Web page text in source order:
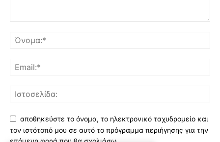
αποθηκεύστε το όνομα, το ηλεκτρονικό ταχυδρομείο και
τον ιστότοπό μου σε αυτό το πρόγραμμα περιήγησης για την